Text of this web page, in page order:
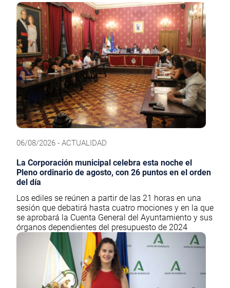
06/08/2026 - ACTUALIDAD
La Corporación municipal celebra esta noche el
Pleno ordinario de agosto, con 26 puntos en el orden
del día
Los ediles se reúnen a partir de las 21 horas en una
sesión que debatirá hasta cuatro mociones y en la que
se aprobará la Cuenta General del Ayuntamiento y sus
órganos dependientes del presupuesto de 2024